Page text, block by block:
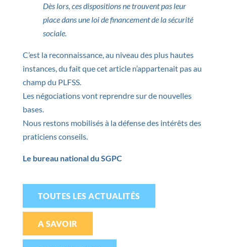
Dès lors, ces dispositions ne trouvent pas leur
place dans une loi de financement de la sécurité
sociale.
C’est la reconnaissance, au niveau des plus hautes
instances, du fait que cet article n’appartenait pas au
champ du PLFSS.
Les négociations vont reprendre sur de nouvelles
bases.
Nous restons mobilisés à la défense des intérêts des
praticiens conseils.
Le bureau national du SGPC
TOUTES LES ACTUALITÉS
A SAVOIR